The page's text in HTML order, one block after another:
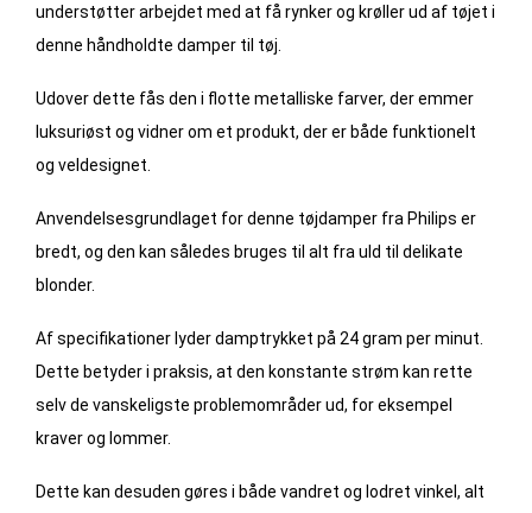
understøtter arbejdet med at få rynker og krøller ud af tøjet i
denne håndholdte damper til tøj.
Udover dette fås den i flotte metalliske farver, der emmer
luksuriøst og vidner om et produkt, der er både funktionelt
og veldesignet.
Anvendelsesgrundlaget for denne tøjdamper fra Philips er
bredt, og den kan således bruges til alt fra uld til delikate
blonder.
Af specifikationer lyder damptrykket på 24 gram per minut.
Dette betyder i praksis, at den konstante strøm kan rette
selv de vanskeligste problemområder ud, for eksempel
kraver og lommer.
Dette kan desuden gøres i både vandret og lodret vinkel, alt